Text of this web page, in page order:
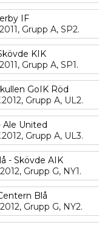
IF
Grupp A, SP2.
KIK
Grupp A, SP1.
GoIK Röd
Grupp A, UL2.
Ale United
Grupp A, UL3.
- Skövde AIK
Grupp G, NY1.
Blå
Grupp G, NY2.